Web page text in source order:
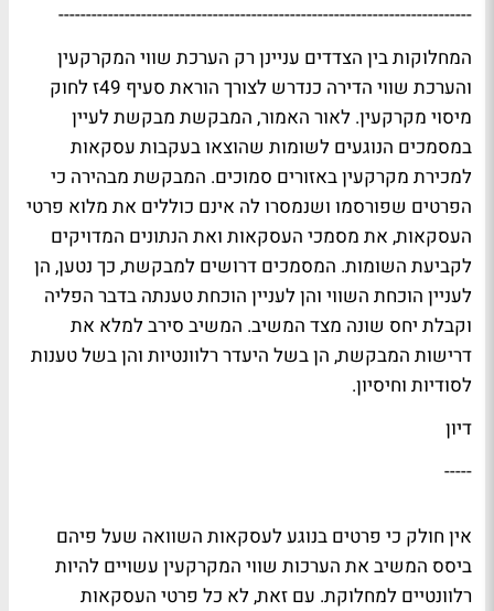
---------------------------------------------------------------------------
המחלוקות בין הצדדים עניינן רק הערכת שווי המקרקעין
והערכת שווי הדירה כנדרש לצורך הוראת סעיף 49ז לחוק
מיסוי מקרקעין. לאור האמור, המבקשת מבקשת לעיין
במסמכים הנוגעים לשומות שהוצאו בעקבות עסקאות
למכירת מקרקעין באזורים סמוכים. המבקשת מבהירה כי
הפרטים שפורסמו ושנמסרו לה אינם כוללים את מלוא פרטי
העסקאות, את מסמכי העסקאות ואת הנתונים המדויקים
לקביעת השומות. המסמכים דרושים למבקשת, כך נטען, הן
לעניין הוכחת השווי והן לעניין הוכחת טענתה בדבר הפליה
וקבלת יחס שונה מצד המשיב. המשיב סירב למלא את
דרישות המבקשת, הן בשל היעדר רלוונטיות והן בשל טענות
לסודיות וחיסיון.
דיון
-----
אין חולק כי פרטים בנוגע לעסקאות השוואה שעל פיהם
ביסס המשיב את הערכות שווי המקרקעין עשויים להיות
רלוונטיים למחלוקת. עם זאת, לא כל פרטי העסקאות